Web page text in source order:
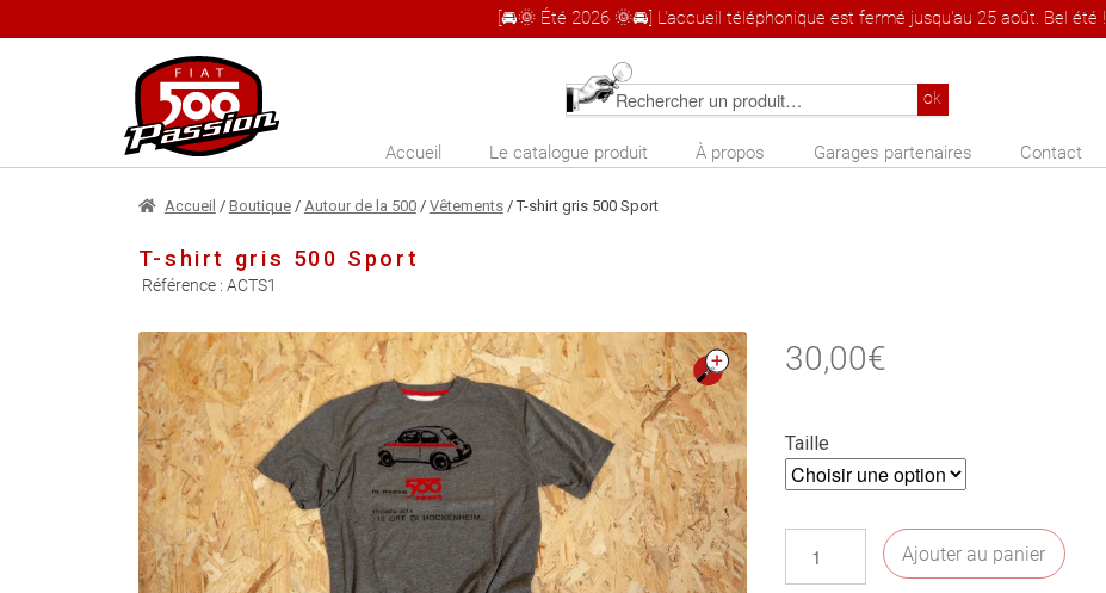
[🚘🌞 Été 2026 🌞🚘] L'accueil téléphonique est fermé jusqu'au 25 août. Bel été !
Aller
à
la
navigation
Aller
au
contenu
Rechercher
produit
ok
Accueil Le catalogue produit À propos Garages partenaires Contact
Accueil / Boutique/ Autour de la 500/ Vêtements/ T-shirt gris 500 Sport
T-shirt gris 500 Sport
Référence : ACTS1
🔍
30,00€
Taille
Ajouter au panier